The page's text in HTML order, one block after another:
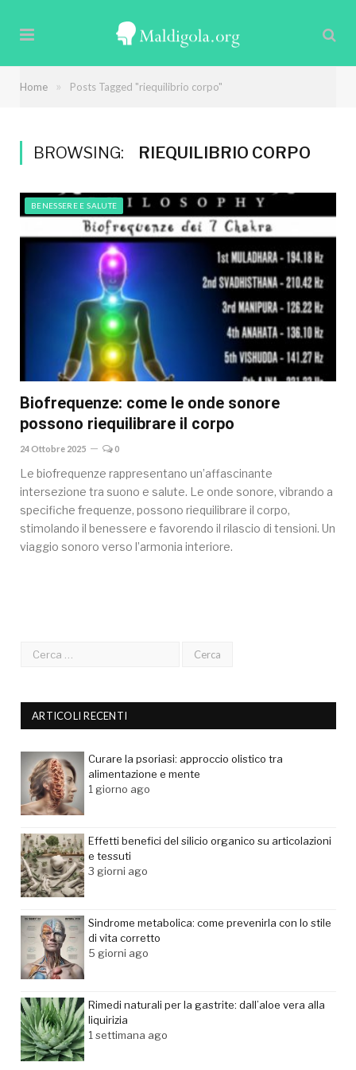
Home » Posts Tagged "riequilibrio corpo"
BROWSING: RIEQUILIBRIO CORPO
BENESSERE E SALUTE
Biofrequenze: come le onde sonore
possono riequilibrare il corpo
24 Ottobre 2025 0
Le biofrequenze rappresentano un’affascinante
intersezione tra suono e salute. Le onde sonore, vibrando a
specifiche frequenze, possono riequilibrare il corpo,
stimolando il benessere e favorendo il rilascio di tensioni. Un
viaggio sonoro verso l’armonia interiore.
ARTICOLI RECENTI
Curare la psoriasi: approccio olistico tra
alimentazione e mente
1 giorno ago
Effetti benefici del silicio organico su articolazioni
e tessuti
3 giorni ago
Sindrome metabolica: come prevenirla con lo stile
di vita corretto
5 giorni ago
Rimedi naturali per la gastrite: dall’aloe vera alla
liquirizia
1 settimana ago